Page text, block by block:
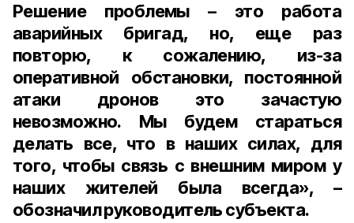
Решение проблемы – это работа
аварийных бригад, но, еще раз
повторю, к сожалению, из-за
оперативной обстановки, постоянной
атаки дронов это зачастую
невозможно. Мы будем стараться
делать все, что в наших силах, для
того, чтобы связь с внешним миром у
наших жителей была всегда», –
обозначил руководитель субъекта.